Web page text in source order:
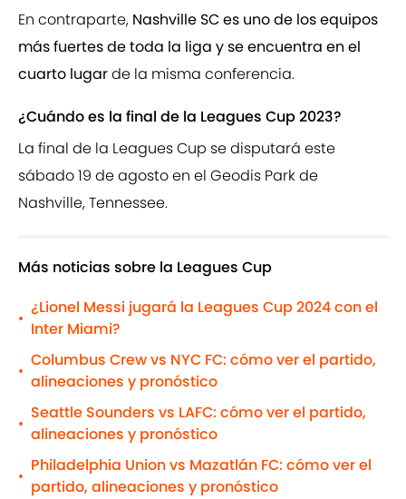
En contraparte, Nashville SC es uno de los equipos
más fuertes de toda la liga y se encuentra en el
cuarto lugarde la misma conferencia.
¿Cuándo es la final de la Leagues Cup 2023?
La final de la Leagues Cup se disputará este
sábado 19 de agosto en el Geodis Park de
Nashville, Tennessee.
Más noticias sobre la Leagues Cup
•
¿Lionel Messi jugará la Leagues Cup 2024 con el
Inter Miami?
•
Columbus Crew vs NYC FC: cómo ver el partido,
alineaciones y pronóstico
•
Seattle Sounders vs LAFC: cómo ver el partido,
alineaciones y pronóstico
•
Philadelphia Union vs Mazatlán FC: cómo ver el
partido, alineaciones y pronóstico